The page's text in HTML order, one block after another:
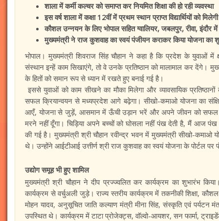
शाला में कर्मी कल्चर को समाप्त कर नियमित शिक्षा की हो रही व्यवस्था
इस वर्ष शाला में कक्षा 12वीं में प्रथम स्थान प्राप्त विद्यार्थियों को
कौशल उन्नयन के लिए भोपाल सहित ग्वालियर, जबलपुर, रीवा, इंदौर
मुख्यमंत्री ने राज कुशवाह का स्वयं पंजीयन कराकर किया योजना का
भोपाल। मुख्यमंत्री शिवराज सिंह चौहान ने कहा है कि प्रदेश के युवाओं में
संस्थान इन्हें काम सिखाएंगे, तो वे उनके प्रतिष्ठान को मालामाल कर देंगे।
के हितों को समान रूप से ध्यान में रखते हुए बनाई गई है।
इससे युवाओं को काम सीखने का मौका मिलेगा और व्यावसायिक
सफल क्रियान्वयन से मध्यप्रदेश आगे बढ़ेगा। सीखो-कमाओ योजना का
आएँ, योजना से जुड़ें, आसमान में ऊँची उड़ान भरें और अपने जीवन को सफल
मरने नहीं दूँगा। चिड़िया अपने बच्चों को घोसला नहीं पंख देती है, मैं आज
की गई है। मुख्यमंत्री श्री चौहान रवीन्द्र भवन में मुख्यमंत्री सीखो-कमाओ
थे। उन्होंने आईटीआई उत्तीर्ण श्री राज कुशवाह का स्वयं योजना के पोर्टल
उद्योग समूह भी हुए शामिल
मुख्यमंत्री श्री चौहान ने दीप प्रज्ज्वलित कर कार्यक्रम का शुभारंभ
कार्यक्रम से वर्चुअली जुड़े। राज्य स्तरीय कार्यक्रम में तकनीकी शिक्षा, कौशल
मोहन यादव, अनुसूचित जाति कल्याण मंत्री मीना सिंह, संस्कृति एवं पर्यटन
उपस्थित थे। कार्यक्रम में टाटा प्रोजेक्ट्स, वॉल्वो-आयशर, सन फार्मा,